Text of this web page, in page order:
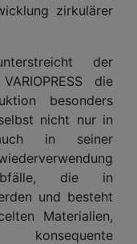
zirkulärer
der
die
besonders
nicht nur in
in seiner
die in
und besteht
Materialien,